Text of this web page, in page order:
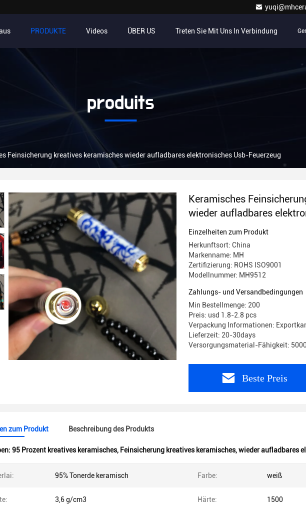
PRODUKTE Videos ÜBER US Treten Sie Mit Uns In Verbindung
produits
Feinsicherung kreatives keramisches wieder aufladbares elektronisches Usb-Feuerzeug
Keramisches
wieder aufladbares
Einzelheiten zum Produkt
Herkunftsort: China
Markenname: MH
Zertifizierung: ROHS ISO9001
Modellnummer: MH9512
Zahlungs- und Versandbedingungen
Min Bestellmenge: 200
Preis: usd 1.8-2.8 pcs
Verpackung Informationen:
Lieferzeit: 20-30days
Versorgungsmaterial-Fähigkeit:
Beste Preis
zum Produkt Beschreibung des Produkts
95 Prozent kreatives keramisches, Feinsicherung kreatives keramisches,wieder aufladbares
95% Tonerde keramisch Farbe: weiß
3,6 g/cm3 Härte: 1500